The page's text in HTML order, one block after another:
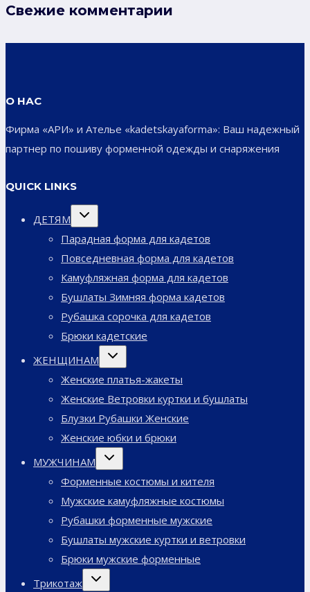
Свежие комментарии
О НАС
Фирма «АРИ» и Ателье «kadetskayaforma»: Ваш надежный
партнер по пошиву форменной одежды и снаряжения
QUICK LINKS
ДЕТЯМ
Переключить
дочернее
Парадная форма для кадетов
Повседневная форма для кадетов
Камуфляжная форма для кадетов
Бушлаты Зимняя форма кадетов
Рубашка сорочка для кадетов
Брюки кадетские
ЖЕНЩИНАМ
Переключить
дочернее
Женские платья-жакеты
Женские Ветровки куртки и бушлаты
Блузки Рубашки Женские
Женские юбки и брюки
МУЖЧИНАМ
Переключить
дочернее
Форменные костюмы и кителя
Мужские камуфляжные костюмы
Рубашки форменные мужские
Бушлаты мужские куртки и ветровки
Брюки мужские форменные
Трикотаж
Переключить
дочернее